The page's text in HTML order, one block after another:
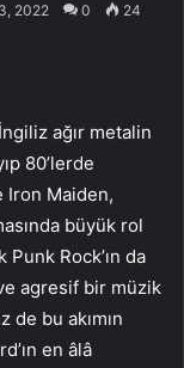
2022 0 24
ağır metalin
80’lerde
Iron Maiden,
büyük rol
Rock’ın da
agresif bir müzik
de bu akımın
en âlâ